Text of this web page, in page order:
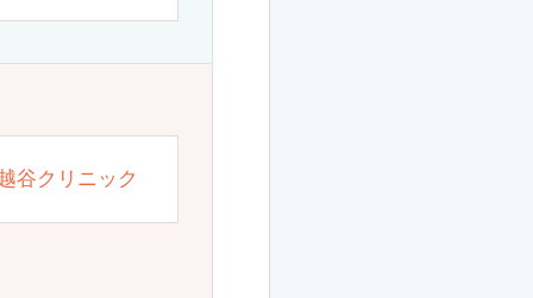
谷クリニック